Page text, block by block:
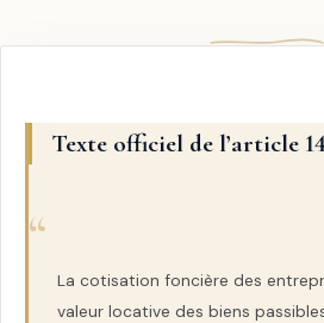
Texte officiel de l’article
La cotisation foncière des
valeur locative des biens